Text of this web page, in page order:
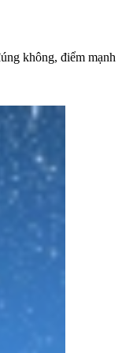
không, điểm mạnh